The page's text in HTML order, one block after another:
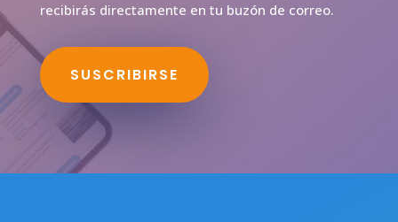
recibirás directamente en tu buzón de correo.
SUSCRIBIRSE